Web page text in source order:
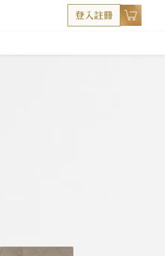
登入註冊